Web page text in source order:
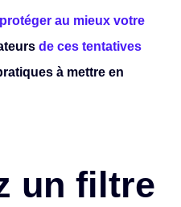
protéger au mieux votre
de ces tentatives
à mettre en
un filtre